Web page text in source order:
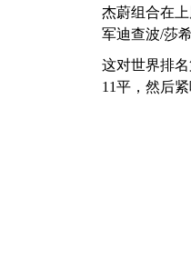
杰蔚组合在
军迪查波/莎
这对世界排
11平，然后